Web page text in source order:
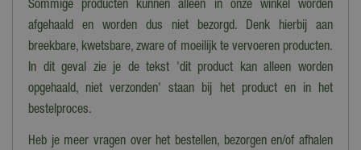
Sommige producten kunnen alleen in onze winkel worden
afgehaald en worden dus niet bezorgd. Denk hierbij aan
breekbare, kwetsbare, zware of moeilijk te vervoeren producten.
In dit geval zie je de tekst 'dit product kan alleen worden
opgehaald, niet verzonden' staan bij het product en in het
bestelproces.
Heb je meer vragen over het bestellen, bezorgen en/of afhalen